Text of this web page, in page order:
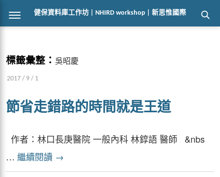
健保資料庫工作坊 | NHIRD workshop | 新思惟國際
標籤彙整： 吳昭慶
2017 / 9 / 1
節省走錯路的時間就是王道
作者：林口長庚醫院 一般內科 林錞語 醫師 &nbs
… 繼續閱讀 →